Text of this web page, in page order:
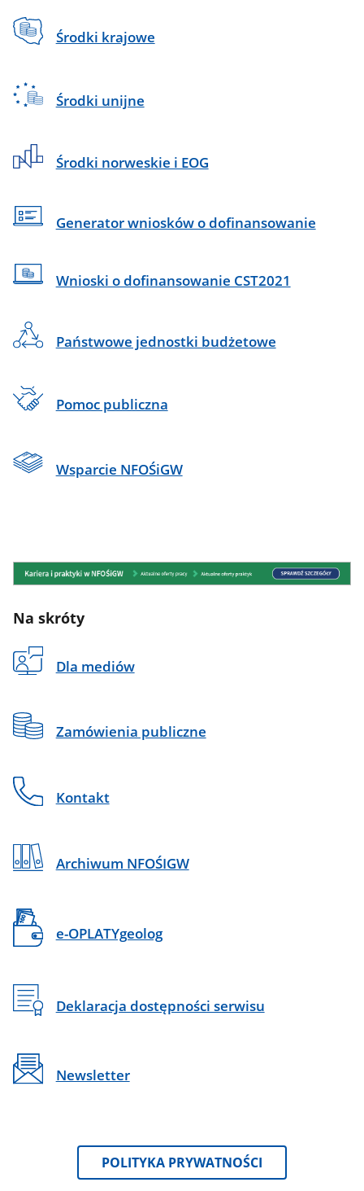
Środki krajowe
Środki unijne
Środki norweskie i EOG
Generator wniosków o dofinansowanie
Wnioski o dofinansowanie CST2021
Państwowe jednostki budżetowe
Pomoc publiczna
Wsparcie NFOŚiGW
Na skróty
Dla mediów
Zamówienia publiczne
Kontakt
Archiwum NFOŚIGW
e-OPLATYgeolog
Deklaracja dostępności serwisu
Newsletter
POLITYKA PRYWATNOŚCI